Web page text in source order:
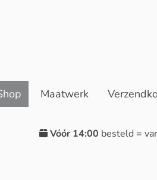
Maatwerk
Vóór 14:00 besteld =